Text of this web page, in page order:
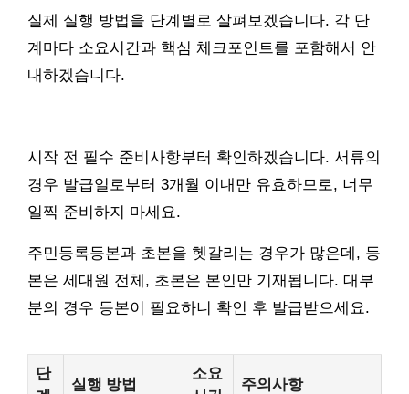
실제 실행 방법을 단계별로 살펴보겠습니다. 각 단
계마다 소요시간과 핵심 체크포인트를 포함해서 안
내하겠습니다.
시작 전 필수 준비사항부터 확인하겠습니다. 서류의
경우 발급일로부터 3개월 이내만 유효하므로, 너무
일찍 준비하지 마세요.
주민등록등본과 초본을 헷갈리는 경우가 많은데, 등
본은 세대원 전체, 초본은 본인만 기재됩니다. 대부
분의 경우 등본이 필요하니 확인 후 발급받으세요.
단
실행 방법
소요
주의사항